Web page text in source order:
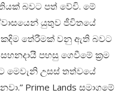
බවට පත් වේවි. මේ
යුතුව ජීවිතයේ
තේරීමක් වනු ඇති බවට
පහසු ගෙවීමේ ක්‍රම
මෙවැනි උසස් තත්වයේ
Prime Lands සමාගමේ